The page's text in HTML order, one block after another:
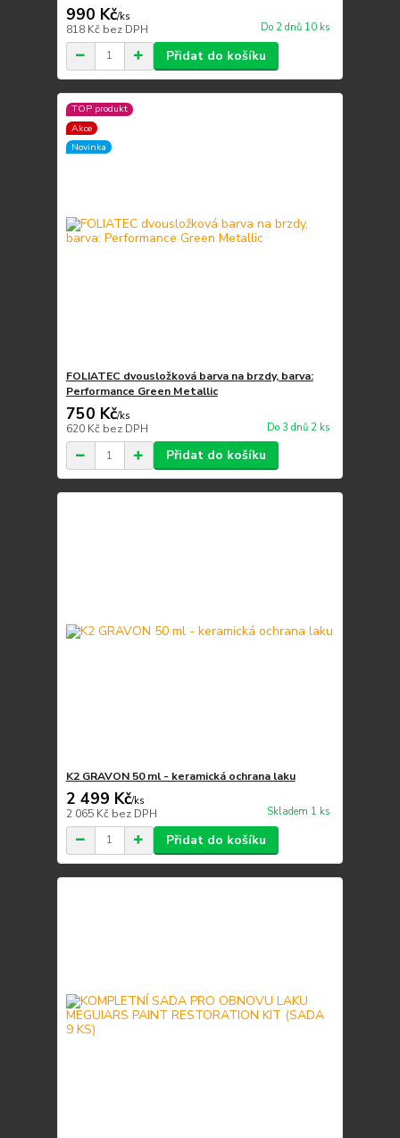
990 Kč/ks
818 Kč bez DPH Do 2 dnů 10 ks
Přidat do košíku
TOP produkt
Akce
Novinka
FOLIATEC dvousložková barva na brzdy, barva:
Performance Green Metallic
750 Kč/ks
620 Kč bez DPH Do 3 dnů 2 ks
Přidat do košíku
K2 GRAVON 50 ml - keramická ochrana laku
2 499 Kč/ks
2 065 Kč bez DPH Skladem 1 ks
Přidat do košíku